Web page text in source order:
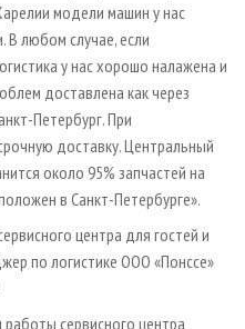
модели машин у нас
В любом случае, если
у нас хорошо налажена и
доставлена как через
Петербург. При
доставку. Центральный
около 95% запчастей на
в Санкт-Петербурге».
центра для гостей и
по логистике ООО «Понссе»
сервисного центра